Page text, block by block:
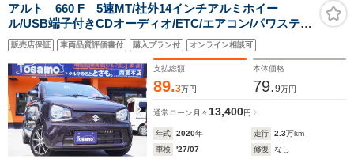
アルト 660 F 5速MT/社外14インチアルミホイー
ル/USB端子付きCDオーディオ/ETC/エアコン/パワステ/
パワーウィンドウ/ドリンクホルダーヘッドライトレベラ
イザー/キーレス
販売店保証 車両品質評価書付 購入プラン付 オンライン相談可
支払総額
89.3万円
本体価格
79.9万円
通常ローン 月々 13,400円
年式 2020年 走行 2.3万km
車検
'27/07 修復
なし